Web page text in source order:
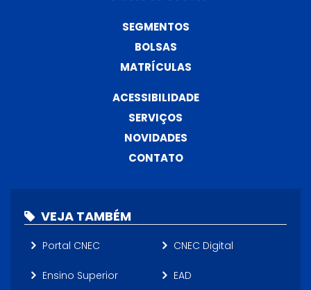
SEGMENTOS
BOLSAS
MATRÍCULAS
ACESSIBILIDADE
SERVIÇOS
NOVIDADES
CONTATO
VEJA TAMBÉM
Portal CNEC CNEC Digital
Ensino Superior EAD